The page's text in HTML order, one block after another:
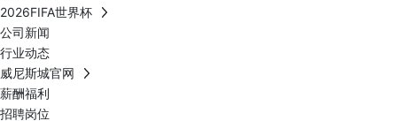
2026FIFA世界杯
公司新闻
行业动态
威尼斯城官网
薪酬福利
招聘岗位